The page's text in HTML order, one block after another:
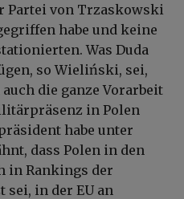
Partei von Trzaskowski
habe und keine
Was Duda
so Wieliński, sei,
die ganze Vorarbeit
in Polen
habe unter
dass Polen in den
in Rankings der
in der EU an